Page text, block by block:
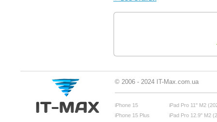
© 2006 - 2024 IT-Max.com.ua
iPhone 15
iPhone 15 Plus
iPad Pro 11" M2
iPad Pro 12.9" M2